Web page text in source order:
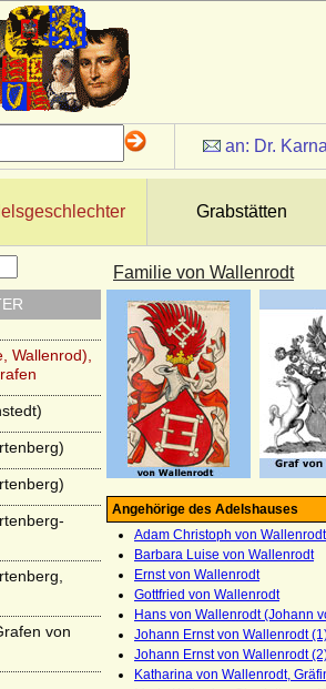
an: Dr.
Grabstätten
Familie von Wallenrodt
Angehörige des Adelshauses
Adam Christoph von
Barbara Luise von Wallenrodt
Ernst von Wallenrodt
Gottfried von Wallenrodt
Hans von Wallenrodt (Johann
Johann Ernst von Wallenrodt
Johann Ernst von Wallenrodt
Katharina von Wallenrodt,
Wahlen-
Wallenrod),
von